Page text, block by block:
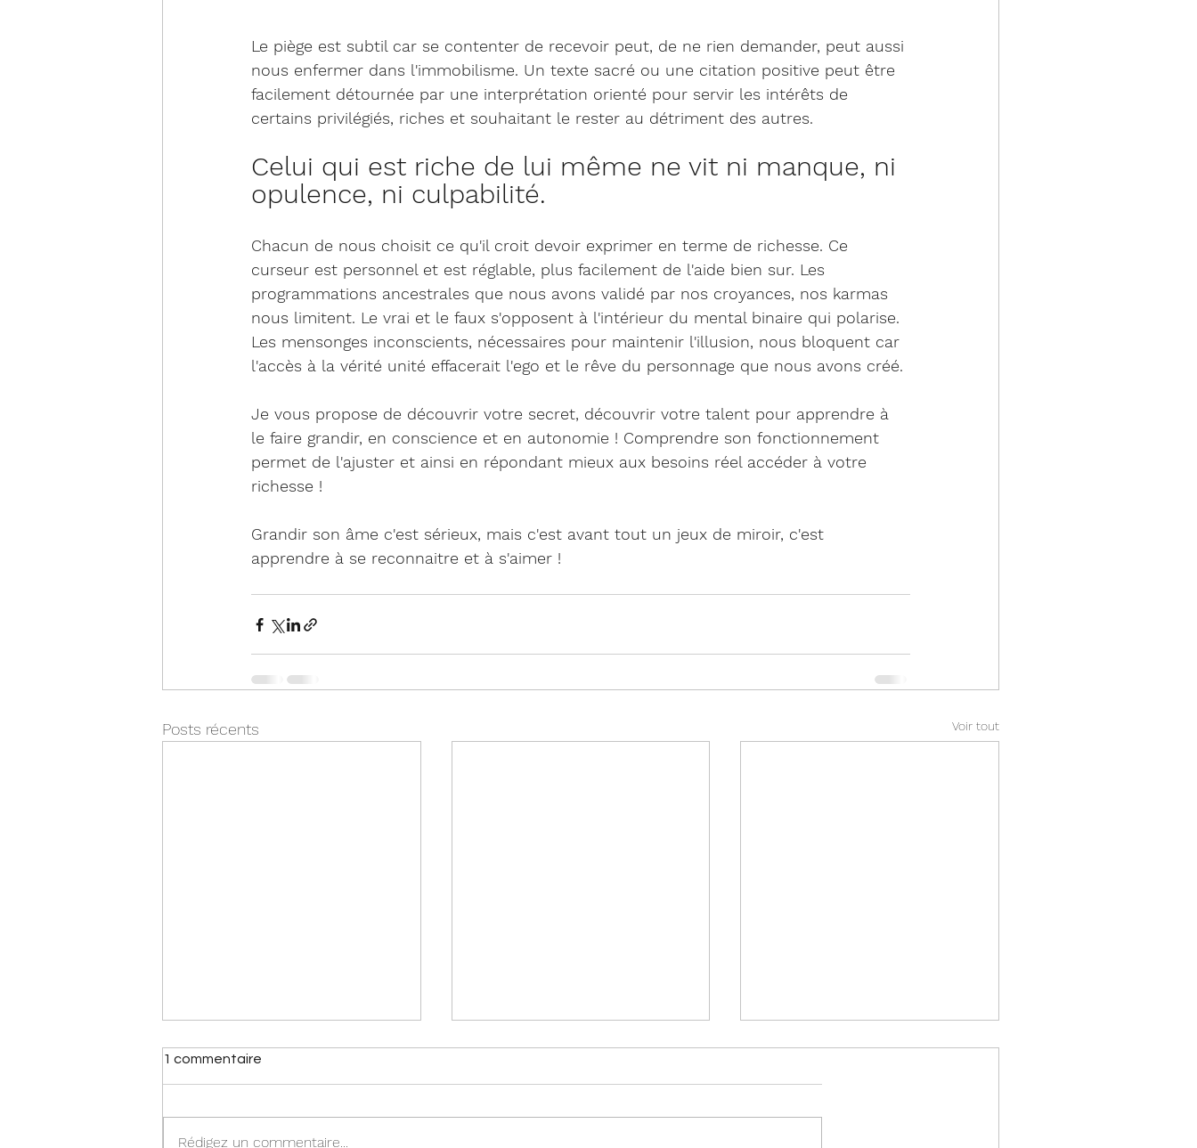
Le piège est subtil car se contenter de recevoir peut, de ne rien demander, peut aussi
nous enfermer dans l'immobilisme. Un texte sacré ou une citation positive peut être
facilement détournée par une interprétation orienté pour servir les intérêts de
certains privilégiés, riches et souhaitant le rester au détriment des autres.
Celui qui est riche de lui même ne vit ni manque, ni
opulence, ni culpabilité.
Chacun de nous choisit ce qu'il croit devoir exprimer en terme de richesse. Ce
curseur est personnel et est réglable, plus facilement de l'aide bien sur. Les
programmations ancestrales que nous avons validé par nos croyances, nos karmas
nous limitent. Le vrai et le faux s'opposent à l'intérieur du mental binaire qui polarise.
Les mensonges inconscients, nécessaires pour maintenir l'illusion, nous bloquent car
l'accès à la vérité unité effacerait l'ego et le rêve du personnage que nous avons créé.
Je vous propose de découvrir votre secret, découvrir votre talent pour apprendre à
le faire grandir, en conscience et en autonomie ! Comprendre son fonctionnement
permet de l'ajuster et ainsi en répondant mieux aux besoins réel accéder à votre
richesse !
Grandir son âme c'est sérieux, mais c'est avant tout un jeux de miroir, c'est
apprendre à se reconnaitre et à s'aimer !
Posts récents Voir tout
1 commentaire
Rédigez un commentaire...